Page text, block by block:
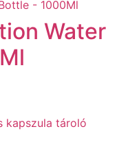
Water